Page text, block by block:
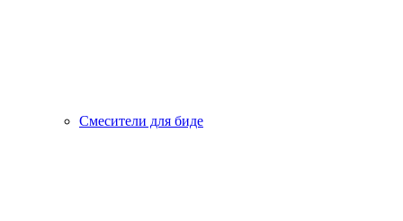
Смесители для биде